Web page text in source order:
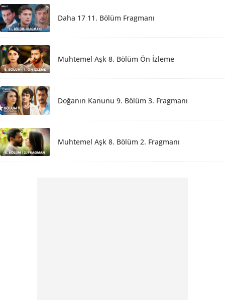
Daha 17 11. Bölüm Fragmanı
Muhtemel Aşk 8. Bölüm Ön İzleme
Doğanın Kanunu 9. Bölüm 3. Fragmanı
Muhtemel Aşk 8. Bölüm 2. Fragmanı